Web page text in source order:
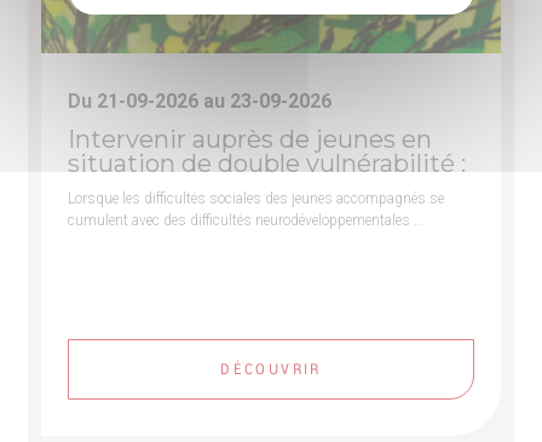
Du 21-09-2026 au 23-09-2026
Intervenir auprès de jeunes en
situation de double vulnérabilité :
Lorsque les difficultés sociales des jeunes accompagnés se
cumulent avec des difficultés neurodéveloppementales …
DÉCOUVRIR